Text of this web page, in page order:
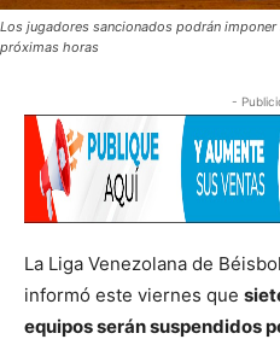
Los jugadores sancionados podrán
próximas horas
-
La Liga Venezolana de
informó este viernes que
equipos serán suspendidos